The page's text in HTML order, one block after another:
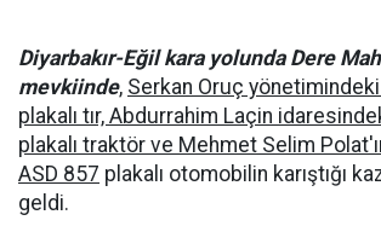
Diyarbakır-Eğil kara yolunda Dere
mevkiinde, Serkan Oruç
plakalı tır, Abdurrahim Laçin
plakalı traktör ve Mehmet Selim
ASD 857 plakalı otomobilin karıştığı
geldi.